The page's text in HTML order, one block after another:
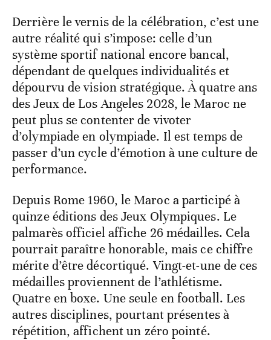
Derrière le vernis de la célébration, c’est une
autre réalité qui s’impose: celle d’un
système sportif national encore bancal,
dépendant de quelques individualités et
dépourvu de vision stratégique. À quatre ans
des Jeux de Los Angeles 2028, le Maroc ne
peut plus se contenter de vivoter
d’olympiade en olympiade. Il est temps de
passer d’un cycle d’émotion à une culture de
performance.
Depuis Rome 1960, le Maroc a participé à
quinze éditions des Jeux Olympiques. Le
palmarès officiel affiche 26 médailles. Cela
pourrait paraître honorable, mais ce chiffre
mérite d’être décortiqué. Vingt-et-une de ces
médailles proviennent de l’athlétisme.
Quatre en boxe. Une seule en football. Les
autres disciplines, pourtant présentes à
répétition, affichent un zéro pointé.